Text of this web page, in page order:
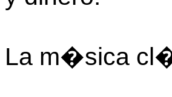
La m�sica